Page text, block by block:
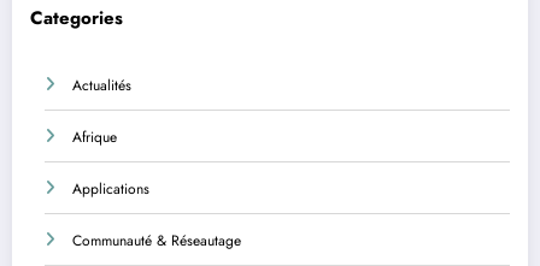
Categories
Actualités
Afrique
Applications
Communauté & Réseautage